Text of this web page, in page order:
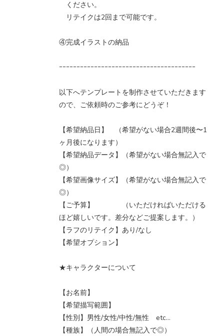
ください。
リテイクは2回まで可能です。
④完成イラストの納品
ｰｰｰｰｰｰｰｰｰｰｰｰｰｰｰｰｰｰｰｰｰｰｰｰｰｰｰｰｰｰｰｰｰｰｰｰｰｰｰ
以下へテンプレートを制作させていただきます
ので、ご依頼時のご参考にどうぞ！
【希望納品日】 （希望がない場合2週間後〜1
ヶ月後になります）
【希望納品データ】（希望がない場合無記入で
◎）
【希望画像サイズ】（希望がない場合無記入で
◎）
【ご予算】 （いただければいただける
ほど嬉しいです。差分などご提案します。）
【ラフのリテイク】あり/なし
【希望オプション】
★キャラクターについて
【お名前】
【希望描写範囲】
【性別】男性/女性/中性/無性 etc…
【種族】（人間の場合無記入で◎）